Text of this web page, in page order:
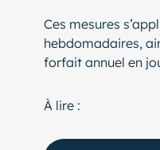
Ces mesures
hebdomadaires,
forfait annuel en
À lire :